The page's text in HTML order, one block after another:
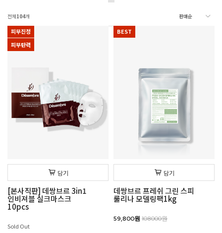
전체104개
피부진정
피부탄력
담기
[본사직판] 데쌍브르 3in1
인비져블 실크마스크
10pcs
Sold Out
BEST
담기
데쌍브르 프레쉬 그린 스피
룰리나 모델링팩1kg
59,800원 108000원